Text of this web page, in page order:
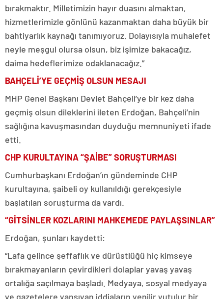
bırakmaktır. Milletimizin hayır duasını almaktan,
hizmetlerimizle gönlünü kazanmaktan daha büyük bir
bahtiyarlık kaynağı tanımıyoruz. Dolayısıyla muhalefet
neyle meşgul olursa olsun, biz işimize bakacağız,
daima hedeflerimize odaklanacağız.”
BAHÇELİ’YE GEÇMİŞ OLSUN MESAJI
MHP Genel Başkanı Devlet Bahçeli’ye bir kez daha
geçmiş olsun dileklerini ileten Erdoğan, Bahçeli’nin
sağlığına kavuşmasından duyduğu memnuniyeti ifade
etti.
CHP KURULTAYINA “ŞAİBE” SORUŞTURMASI
Cumhurbaşkanı Erdoğan’ın gündeminde CHP
kurultayına, şaibeli oy kullanıldığı gerekçesiyle
başlatılan soruşturma da vardı.
“GİTSİNLER KOZLARINI MAHKEMEDE PAYLAŞSINLAR”
Erdoğan, şunları kaydetti:
“Lafa gelince şeffaflık ve dürüstlüğü hiç kimseye
bırakmayanların çevirdikleri dolaplar yavaş yavaş
ortalığa saçılmaya başladı. Medyaya, sosyal medyaya
ve gazetelere yansıyan iddiaların yenilir yutulur bir